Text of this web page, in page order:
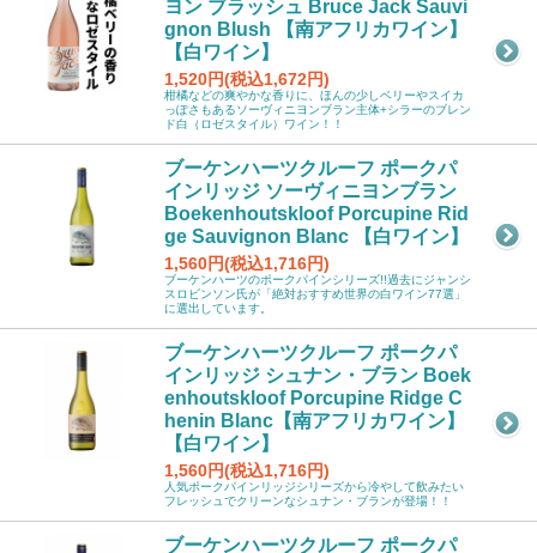
ヨン ブラッシュ Bruce Jack Sauvi
gnon Blush 【南アフリカワイン】
【白ワイン】
1,520円(税込1,672円)
柑橘などの爽やかな香りに、ほんの少しベリーやスイカ
っぽさもあるソーヴィニヨンブラン主体+シラーのブレン
ド白（ロゼスタイル）ワイン！！
ブーケンハーツクルーフ ポークパ
インリッジ ソーヴィニヨンブラン
Boekenhoutskloof Porcupine Rid
ge Sauvignon Blanc 【白ワイン】
1,560円(税込1,716円)
ブーケンハーツのポークパインシリーズ!!過去にジャンシ
スロビンソン氏が「絶対おすすめ世界の白ワイン77選」
に選出しています。
ブーケンハーツクルーフ ポークパ
インリッジ シュナン・ブラン Boek
enhoutskloof Porcupine Ridge C
henin Blanc【南アフリカワイン】
【白ワイン】
1,560円(税込1,716円)
人気ポークパインリッジシリーズから冷やして飲みたい
フレッシュでクリーンなシュナン・ブランが登場！！
ブーケンハーツクルーフ ポークパ